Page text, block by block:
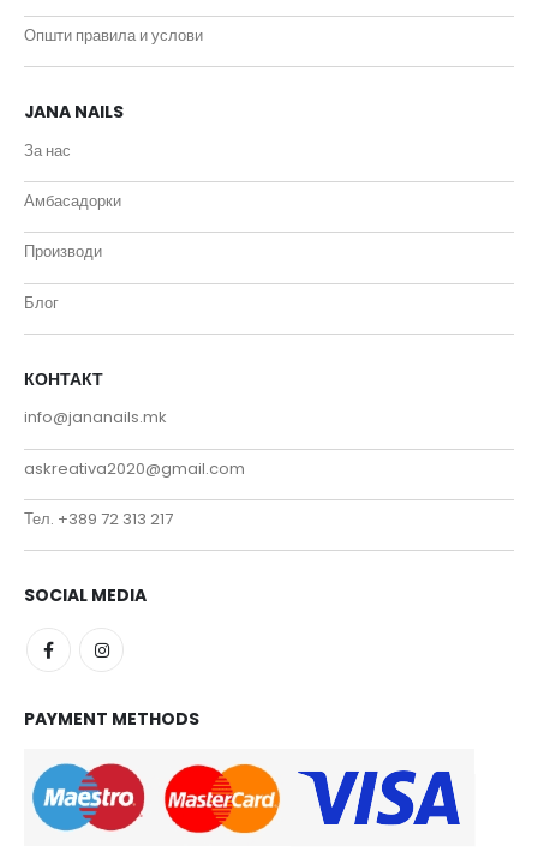
Општи правила и услови
JANA NAILS
За нас
Амбасадорки
Производи
Блог
КОНТАКТ
info@jananails.mk
askreativa2020@gmail.com
Тел. +389 72 313 217
SOCIAL MEDIA
PAYMENT METHODS